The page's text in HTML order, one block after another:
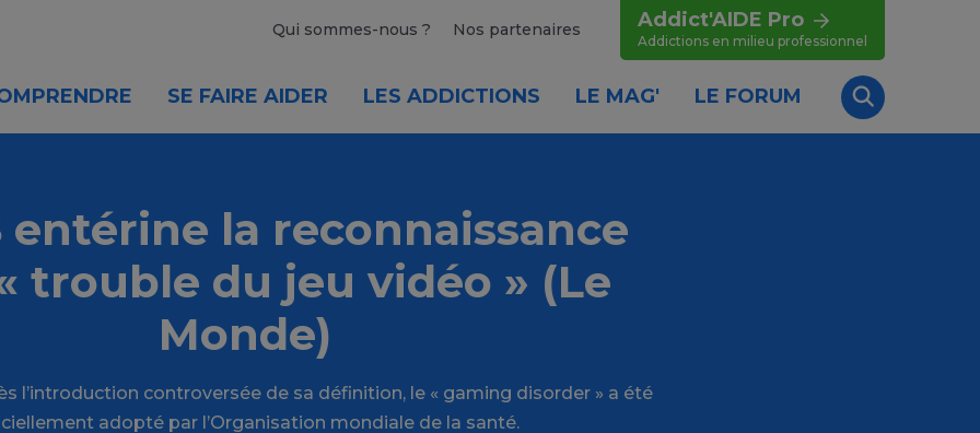
Qui sommes-nous ? Nos partenaires Addict'AIDE Pro
Addictions en milieu professionnel
SE FAIRE AIDER LES ADDICTIONS LE MAG' LE FORUM
Recherche
entérine la reconnaissance
trouble du jeu vidéo » (Le
Monde)
l’introduction controversée de sa définition, le « gaming disorder » a été
adopté par l’Organisation mondiale de la santé.